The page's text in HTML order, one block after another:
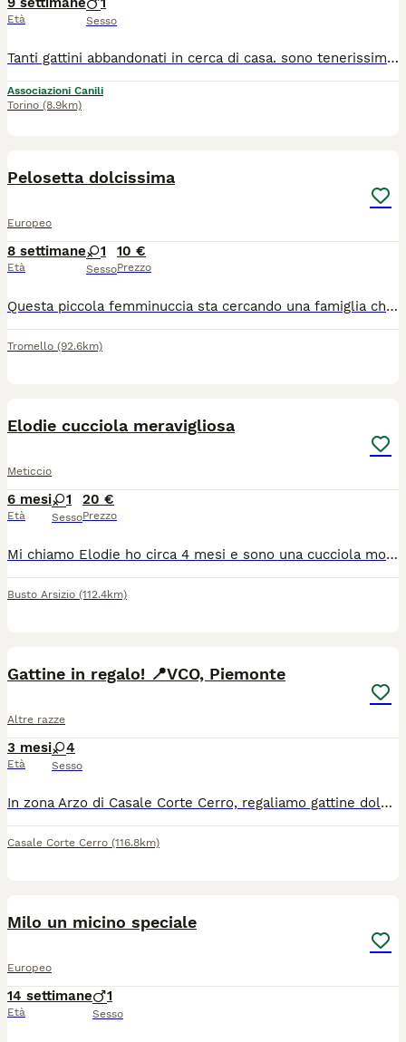
Età Sesso
Tanti gattini abbandonati in cerca di casa. sono tenerissimi. buoni e socievoli, li affideremo gia svermati e vaccinati, con microchip. hanno bisogno di qualcuno non fateli restare soli! Arrivano con STAFFETTA a Trofarello (TO) o Tortona (AL) Telefonate per adozione al !34!057!83896! Li affidiamo solo in case sicure: obbligo di zanzariere e balconi ben protetti. Abituati in appartamento e alla lettiera
Associazioni Canili
Torino (8.9km)
Pelosetta dolcissima
Europeo
8 settimane
Età
1
Sesso
10 €
Prezzo
Questa piccola femminuccia sta cercando una famiglia che la ami per sempre. La gattina e molto affettuosa, e stata gia spulciata e sverminata, mangia in autonomia e sta usando benissimo la lettiera. Si trova a Pavia. Per chi fosse interessato mi contatti al numero 3338361639,Nicoletta.
Tromello (92.6km)
Elodie cucciola meravigliosa
Meticcio
6 mesi
Età
1
Sesso
20 €
Prezzo
Mi chiamo Elodie ho circa 4 mesi e sono una cucciola molto carina. Come le brave signorine, non dò subito confidenza, ho bisogno di studiare chi mi sta vicino per poi donare tutta la mia fiducia. Adoro le coccole, mi piace giocare anche con gli altri mici. Cerco una famiglia amorevole e paziente per trascorrere insieme momenti indimenticabili. Sono spulciato, svermata, con primo vaccino. La mia mamma è testata fiv del negativa. Prendimi con te... Saprò essere il tuo amico peloso per la vita. Per info nsg WhatsApp al nr 3277475190.Nel video e foto con me c è Mirtillo un micio paziente e dolce. Anche lui cerca casa
Busto Arsizio (112.4km)
Gattine in regalo! 📍VCO, Piemonte
Altre razze
3 mesi
Età
4
Sesso
In zona Arzo di Casale Corte Cerro, regaliamo gattine dolci. Sono quattro femminucce, tre sono bianconere e una è tutta nera (ag: non più disponibile la nera). Giocherellone, coccolose e curiosette. Possibile prenderle separate o insieme. Da venire a prendere con apposito trasportino per non spaventarle durante il viaggio. Per info: 3496820893 oppure 3519325032
Casale Corte Cerro (116.8km)
Milo un micino speciale
Europeo
14 settimane
Età
1
Sesso